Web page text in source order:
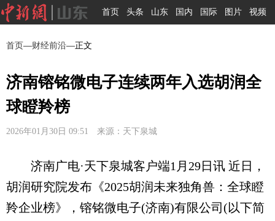
首页 头条 山东 国内 国际 图片 视频
首页—财经前沿—正文
济南镕铭微电子连续两年入选胡润全
球瞪羚榜
2026年01月30日 09:51 来源：天下泉城
济南广电·天下泉城客户端1月29日讯 近日，
胡润研究院发布《2025胡润未来独角兽：全球瞪
羚企业榜》，镕铭微电子(济南)有限公司(以下简